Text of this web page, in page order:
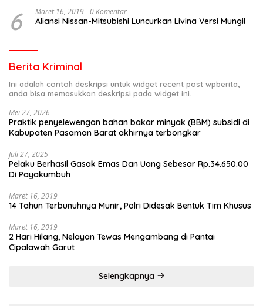
6 Maret 16, 2019 0 Komentar
Aliansi Nissan-Mitsubishi Luncurkan Livina Versi Mungil
Berita Kriminal
Ini adalah contoh deskripsi untuk widget recent post wpberita,
anda bisa memasukkan deskripsi pada widget ini.
Mei 27, 2026
Praktik penyelewengan bahan bakar minyak (BBM) subsidi di
Kabupaten Pasaman Barat akhirnya terbongkar
Juli 27, 2025
Pelaku Berhasil Gasak Emas Dan Uang Sebesar Rp.34.650.00
Di Payakumbuh
Maret 16, 2019
14 Tahun Terbunuhnya Munir, Polri Didesak Bentuk Tim Khusus
Maret 16, 2019
2 Hari Hilang, Nelayan Tewas Mengambang di Pantai
Cipalawah Garut
Selengkapnya